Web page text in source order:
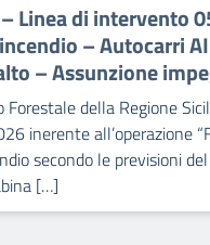
Linea di intervento
– Autocarri
– Assunzione
Forestale della Regione
inerente all’operazione
secondo le previsioni
[…]